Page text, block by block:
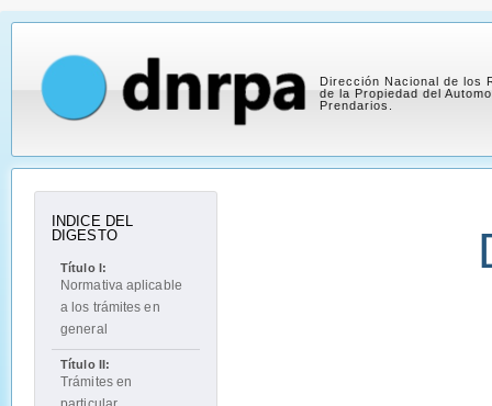
Dirección Nacional de los
de la Propiedad del
Prendarios.
INDICE DEL
DIGESTO
Título I:
Normativa aplicable
a los trámites en
general
Título II:
Trámites en